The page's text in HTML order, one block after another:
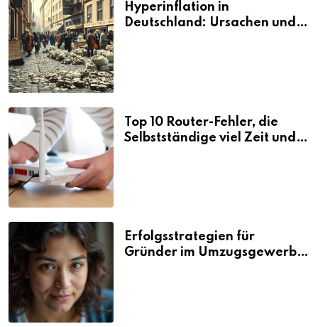
Hyperinflation in
Deutschland: Ursachen und
Top 10 Router-Fehler, die
Selbstständige viel Zeit und
Erfolgsstrategien für
Gründer im Umzugsgewerbe